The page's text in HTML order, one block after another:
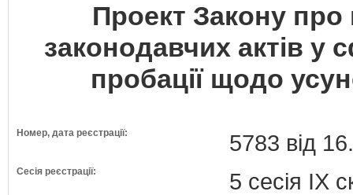
Проект Закону про
законодавчих актів у
пробації щодо
Номер, дата реєстрації: 5783 від
Сесія реєстрації: 5 сесія IX